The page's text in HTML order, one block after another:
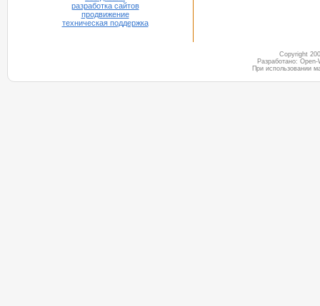
разработка сайтов
продвижение
техническая поддержка
Copyright
Разработано:
При использовании